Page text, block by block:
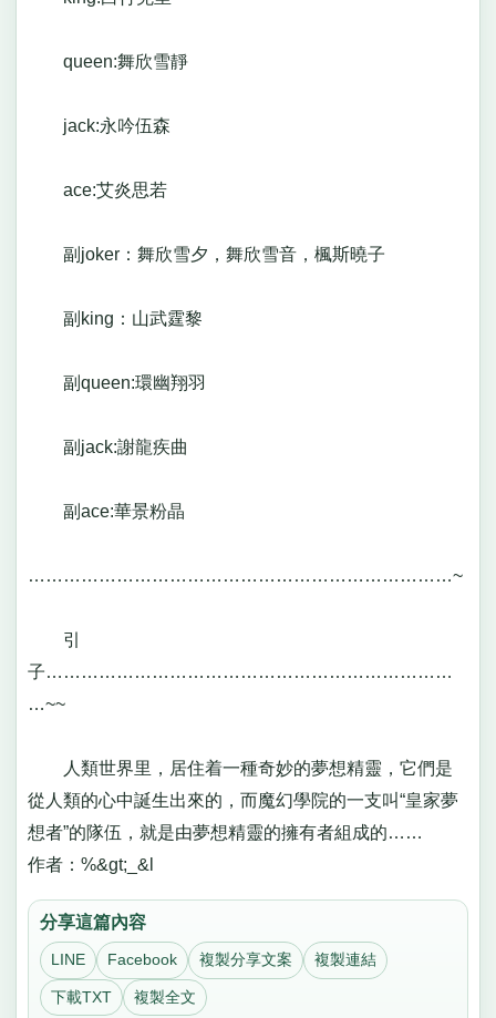
queen:舞欣雪靜
jack:永吟伍森
ace:艾炎思若
副joker：舞欣雪夕，舞欣雪音，楓斯曉子
副king：山武霆黎
副queen:環幽翔羽
副jack:謝龍疾曲
副ace:華景粉晶
………………………………………………………………~
引
子……………………………………………………………
…~~
人類世界里，居住着一種奇妙的夢想精靈，它們是
從人類的心中誕生出來的，而魔幻學院的一支叫“皇家夢
想者”的隊伍，就是由夢想精靈的擁有者組成的……
作者：%&gt;_&l
分享這篇內容
LINE Facebook 複製分享文案 複製連結
下載TXT 複製全文